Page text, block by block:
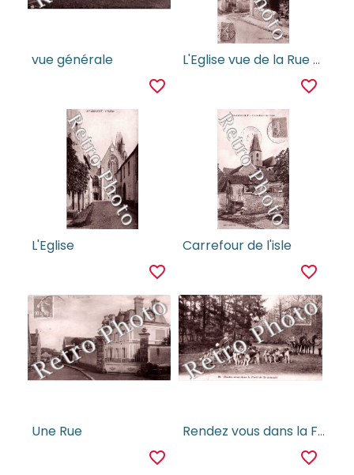
vue générale
favorite_border
L'Eglise vue de la Rue de l'Isle
favorite_border
L'Eglise
favorite_border
Carrefour de l'isle
favorite_border
Une Rue
favorite_border
Rendez vous dans la Foret
favorite_border